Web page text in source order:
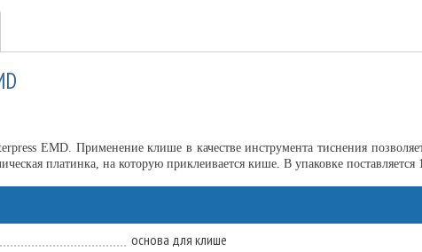
EMD. Применение клише в качестве инструмента тиснения
платинка, на которую приклеивается кише. В упаковке поставляется
основа для клише